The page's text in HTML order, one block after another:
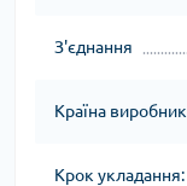
З'єднання
Країна виробник
Крок укладання: